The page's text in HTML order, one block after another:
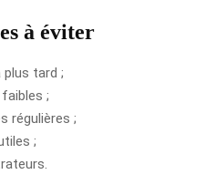
à éviter
tard ;
;
régulières ;
;